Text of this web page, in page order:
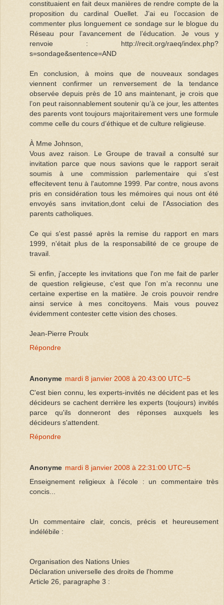
constituaient en fait deux manières de rendre compte de la
proposition du cardinal Ouellet. J’ai eu l’occasion de
commenter plus longuement ce sondage sur le blogue du
Réseau pour l’avancement de l’éducation. Je vous y
renvoie : http://recit.org/raeq/index.php?
s=sondage&sentence=AND
En conclusion, à moins que de nouveaux sondages
viennent confirmer un renversement de la tendance
observée depuis près de 10 ans maintenant, je crois que
l’on peut raisonnablement soutenir qu’à ce jour, les attentes
des parents vont toujours majoritairement vers une formule
comme celle du cours d’éthique et de culture religieuse.
À Mme Johnson,
Vous avez raison. Le Groupe de travail a consulté sur
invitation parce que nous savions que le rapport serait
soumis à une commission parlementaire qui s'est
effecitevent tenu à l'automne 1999. Par contre, nous avons
pris en considération tous les mémoires qui nous ont été
envoyés sans invitation,dont celui de l'Association des
parents catholiques.
Ce qui s'est passé après la remise du rapport en mars
1999, n'était plus de la responsabilité de ce groupe de
travail.
Si enfin, j'accepte les invitations que l'on me fait de parler
de question religieuse, c'est que l'on m'a reconnu une
certaine expertise en la matière. Je crois pouvoir rendre
ainsi service à mes concitoyens. Mais vous pouvez
évidemment contester cette vision des choses.
Jean-Pierre Proulx
Répondre
Anonyme mardi 8 janvier 2008 à 20:43:00 UTC−5
C'est bien connu, les experts-invités ne décident pas et les
décideurs se cachent derrière les experts (toujours) invités
parce qu'ils donneront des réponses auxquels les
décideurs s'attendent.
Répondre
Anonyme mardi 8 janvier 2008 à 22:31:00 UTC−5
Enseignement religieux à l’école : un commentaire très
concis...
Un commentaire clair, concis, précis et heureusement
indélébile :
Organisation des Nations Unies
Déclaration universelle des droits de l'homme
Article 26, paragraphe 3 :